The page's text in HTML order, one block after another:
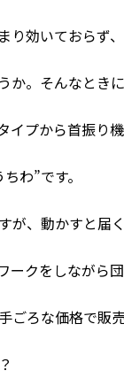
効いておらず
か。そんなとき
イプから首振り
わ”です。
が、動かすと届
ークをしながら
ごろな価格で販